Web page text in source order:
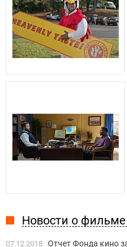
Новости о
07.12.2018 Отчет Фонда кино